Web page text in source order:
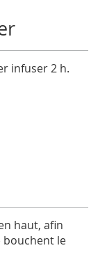
infuser 2 h.
haut, afin
bouchent le